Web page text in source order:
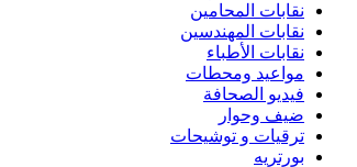
نقابات المحامين
نقابات المهندسين
نقابات الأطباء
مواعيد ومحطات
فيديو الصحافة
ضيف وحوار
ترقيات و توشيحات
بورتريه